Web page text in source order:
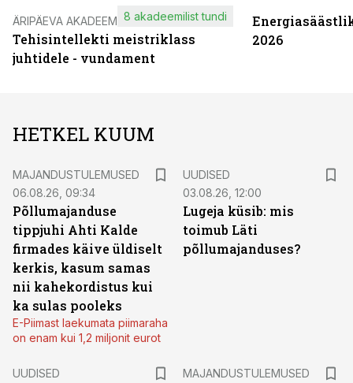
ÄRIPÄEVA AKADEEMIA
Tehisintellekti meistriklass
juhtidele - vundament
8 akadeemilist tundi
2026
HETKEL KUUM
MAJANDUSTULEMUSED
06.08.26, 09:34
Põllumajanduse
tippjuhi Ahti Kalde
firmades käive üldiselt
kerkis, kasum samas
nii kahekordistus kui
ka sulas pooleks
E-Piimast laekumata piimaraha
on enam kui 1,2 miljonit eurot
UUDISED
03.08.26, 12:00
Lugeja küsib: mis
toimub Läti
põllumajanduses?
UUDISED
MAJANDUSTULEMUSED